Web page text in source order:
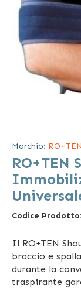
galleria
di
immagini
Marchio: RO+TEN
RO+TEN
Codice Prodotto
Il RO+TEN
braccio e
durante la
traspirante